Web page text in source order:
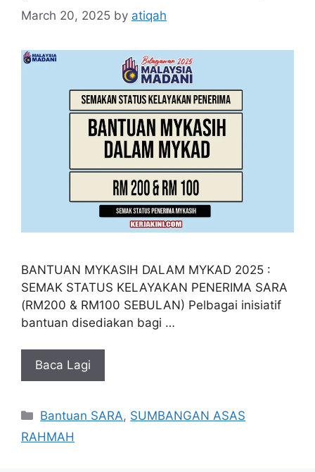
March 20, 2025 by atiqah
BANTUAN MYKASIH DALAM MYKAD 2025 :
SEMAK STATUS KELAYAKAN PENERIMA SARA
(RM200 & RM100 SEBULAN) Pelbagai inisiatif
bantuan disediakan bagi …
Baca Lagi
Categories
Bantuan SARA, SUMBANGAN ASAS
RAHMAH